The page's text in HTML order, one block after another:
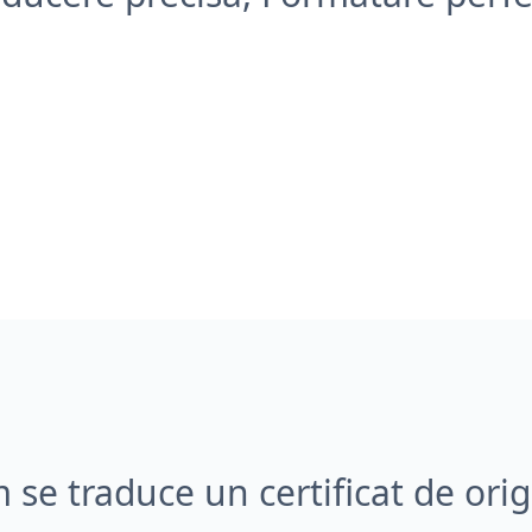
se traduce un certificat de